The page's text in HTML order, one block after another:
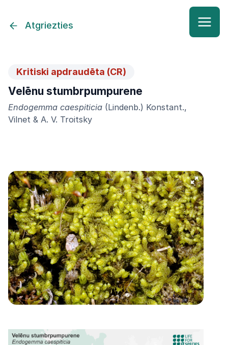
Atgriezties
Kritiski apdraudēta (CR)
Velēnu stumbrpumpurene
Endogemma caespiticia (Lindenb.) Konstant.,
Vilnet & A. V. Troitsky